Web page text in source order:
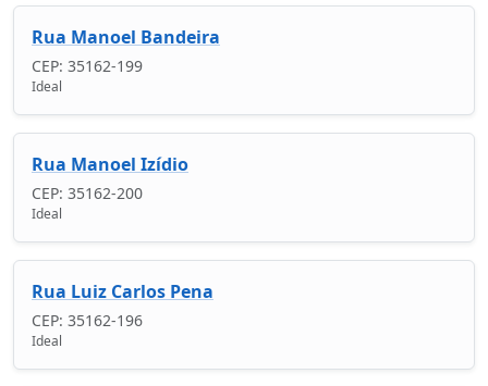
Rua Manoel Bandeira
CEP: 35162-199
Ideal
Rua Manoel Izídio
CEP: 35162-200
Ideal
Rua Luiz Carlos Pena
CEP: 35162-196
Ideal